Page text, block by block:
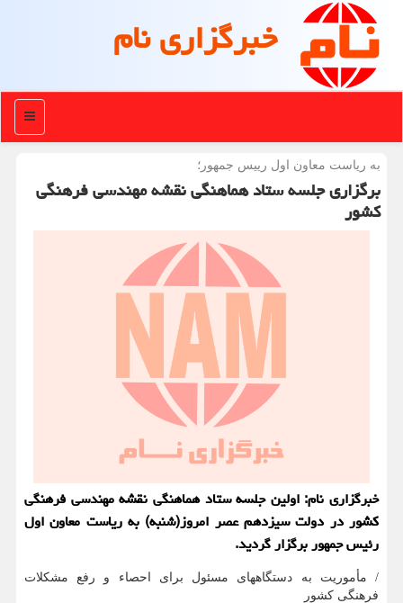
خبرگزاری نام
منو
به ریاست معاون اول رییس جمهور؛
برگزاری جلسه ستاد هماهنگی نقشه مهندسی فرهنگی
کشور
خبرگزاری نام: اولین جلسه ستاد هماهنگی نقشه مهندسی فرهنگی
کشور در دولت سیزدهم عصر امروز(شنبه) به ریاست معاون اول
رئیس جمهور برگزار گردید.
/ مأموریت به دستگاههای مسئول برای احصاء و رفع مشکلات
فرهنگی کشور